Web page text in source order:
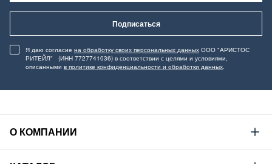
Подписаться
Я даю согласие на обработку своих персональных данных ООО "АРИСТОС
РИТЕЙЛ" (ИНН 7727741036) в соответствии с целями и условиями,
описанными в политике конфиденциальности и обработки данных.
О КОМПАНИИ
Mustang